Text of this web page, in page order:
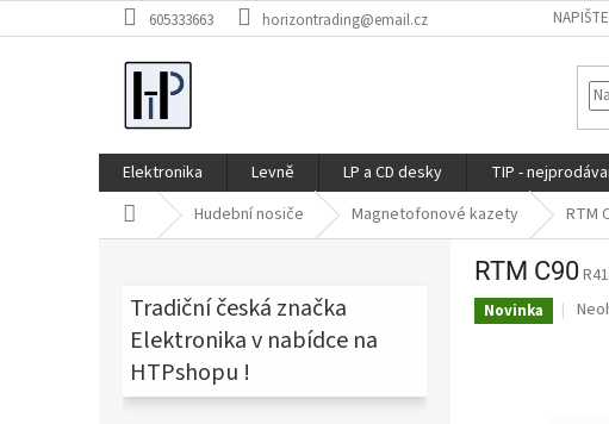
na
605333663 horizontrading@email.cz
Elektronika Levně LP a CD desky TIP -
Domů Hudební nosiče Magnetofonové kazety RTM
Tradiční česká značka
Elektronika v nabídce na
HTPshopu !
RTM C90
Novinka